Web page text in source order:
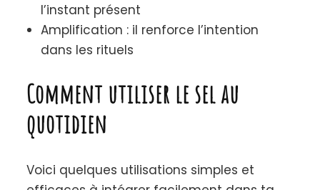
l’instant présent
Amplification : il renforce l’intention
dans les rituels
Comment utiliser le sel au
quotidien
Voici quelques utilisations simples et